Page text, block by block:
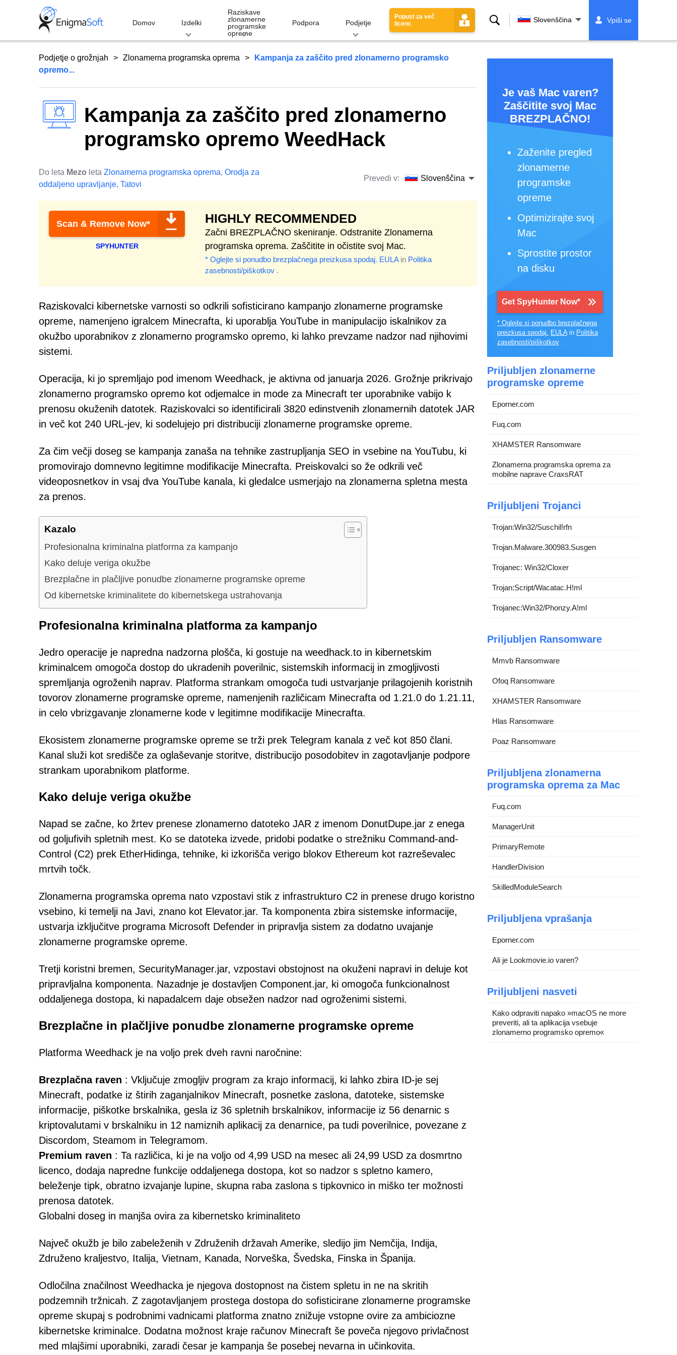
Domov Izdelki
Raziskave
zlonamerne
programske
opreme
Podpora Podjetje
Popust za več
licenc
Iskanje Slovenščina Vpiši se
Podjetje o grožnjah Zlonamerna programska oprema
Kampanja za zaščito pred zlonamerno programsko
opremo...
Kampanja za zaščito pred zlonamerno
programsko opremo WeedHack
Do leta Mezo leta Zlonamerna programska oprema, Orodja za
oddaljeno upravljanje, Tatovi
Prevedi v: Slovenščina
Scan & Remove Now*
SPYHUNTER
HIGHLY RECOMMENDED
Začni BREZPLAČNO skeniranje. Odstranite Zlonamerna
programska oprema. Zaščitite in očistite svoj Mac.
* Oglejte si ponudbo brezplačnega preizkusa spodaj. EULAin Politika
zasebnosti/piškotkov .
Raziskovalci kibernetske varnosti so odkrili sofisticirano kampanjo zlonamerne programske
opreme, namenjeno igralcem Minecrafta, ki uporablja YouTube in manipulacijo iskalnikov za
okužbo uporabnikov z zlonamerno programsko opremo, ki lahko prevzame nadzor nad njihovimi
sistemi.
Operacija, ki jo spremljajo pod imenom Weedhack, je aktivna od januarja 2026. Grožnje prikrivajo
zlonamerno programsko opremo kot odjemalce in mode za Minecraft ter uporabnike vabijo k
prenosu okuženih datotek. Raziskovalci so identificirali 3820 edinstvenih zlonamernih datotek JAR
in več kot 240 URL-jev, ki sodelujejo pri distribuciji zlonamerne programske opreme.
Za čim večji doseg se kampanja zanaša na tehnike zastrupljanja SEO in vsebine na YouTubu, ki
promovirajo domnevno legitimne modifikacije Minecrafta. Preiskovalci so že odkrili več
videoposnetkov in vsaj dva YouTube kanala, ki gledalce usmerjajo na zlonamerna spletna mesta
za prenos.
Kazalo
Profesionalna kriminalna platforma za kampanjo
Kako deluje veriga okužbe
Brezplačne in plačljive ponudbe zlonamerne programske opreme
Od kibernetske kriminalitete do kibernetskega ustrahovanja
Profesionalna kriminalna platforma za kampanjo
Jedro operacije je napredna nadzorna plošča, ki gostuje na weedhack.to in kibernetskim
kriminalcem omogoča dostop do ukradenih poverilnic, sistemskih informacij in zmogljivosti
spremljanja ogroženih naprav. Platforma strankam omogoča tudi ustvarjanje prilagojenih koristnih
tovorov zlonamerne programske opreme, namenjenih različicam Minecrafta od 1.21.0 do 1.21.11,
in celo vbrizgavanje zlonamerne kode v legitimne modifikacije Minecrafta.
Ekosistem zlonamerne programske opreme se trži prek Telegram kanala z več kot 850 člani.
Kanal služi kot središče za oglaševanje storitve, distribucijo posodobitev in zagotavljanje podpore
strankam uporabnikom platforme.
Kako deluje veriga okužbe
Napad se začne, ko žrtev prenese zlonamerno datoteko JAR z imenom DonutDupe.jar z enega
od goljufivih spletnih mest. Ko se datoteka izvede, pridobi podatke o strežniku Command-and-
Control (C2) prek EtherHidinga, tehnike, ki izkorišča verigo blokov Ethereum kot razreševalec
mrtvih točk.
Zlonamerna programska oprema nato vzpostavi stik z infrastrukturo C2 in prenese drugo koristno
vsebino, ki temelji na Javi, znano kot Elevator.jar. Ta komponenta zbira sistemske informacije,
ustvarja izključitve programa Microsoft Defender in pripravlja sistem za dodatno uvajanje
zlonamerne programske opreme.
Tretji koristni bremen, SecurityManager.jar, vzpostavi obstojnost na okuženi napravi in deluje kot
pripravljalna komponenta. Nazadnje je dostavljen Component.jar, ki omogoča funkcionalnost
oddaljenega dostopa, ki napadalcem daje obsežen nadzor nad ogroženimi sistemi.
Brezplačne in plačljive ponudbe zlonamerne programske opreme
Platforma Weedhack je na voljo prek dveh ravni naročnine:
Brezplačna raven : Vključuje zmogljiv program za krajo informacij, ki lahko zbira ID-je sej
Minecraft, podatke iz štirih zaganjalnikov Minecraft, posnetke zaslona, datoteke, sistemske
informacije, piškotke brskalnika, gesla iz 36 spletnih brskalnikov, informacije iz 56 denarnic s
kriptovalutami v brskalniku in 12 namiznih aplikacij za denarnice, pa tudi poverilnice, povezane z
Discordom, Steamom in Telegramom.
Premium raven : Ta različica, ki je na voljo od 4,99 USD na mesec ali 24,99 USD za dosmrtno
licenco, dodaja napredne funkcije oddaljenega dostopa, kot so nadzor s spletno kamero,
beleženje tipk, obratno izvajanje lupine, skupna raba zaslona s tipkovnico in miško ter možnosti
prenosa datotek.
Globalni doseg in manjša ovira za kibernetsko kriminaliteto
Največ okužb je bilo zabeleženih v Združenih državah Amerike, sledijo jim Nemčija, Indija,
Združeno kraljestvo, Italija, Vietnam, Kanada, Norveška, Švedska, Finska in Španija.
Odločilna značilnost Weedhacka je njegova dostopnost na čistem spletu in ne na skritih
podzemnih tržnicah. Z zagotavljanjem prostega dostopa do sofisticirane zlonamerne programske
opreme skupaj s podrobnimi vadnicami platforma znatno znižuje vstopne ovire za ambiciozne
kibernetske kriminalce. Dodatna možnost kraje računov Minecraft še poveča njegovo privlačnost
med mlajšimi uporabniki, zaradi česar je kampanja še posebej nevarna in učinkovita.
Je vaš Mac varen?
Zaščitite svoj Mac
BREZPLAČNO!
Zaženite pregled
zlonamerne
programske
opreme
Optimizirajte svoj
Mac
Sprostite prostor
na disku
Get SpyHunter Now*
* Oglejte si ponudbo brezplačnega
preizkusa spodaj. EULAin Politika
zasebnosti/piškotkov .
Priljubljen zlonamerne
programske opreme
Eporner.com
Fuq.com
XHAMSTER Ransomware
Zlonamerna programska oprema za
mobilne naprave CraxsRAT
Priljubljeni Trojanci
Trojan:Win32/Suschil!rfn
Trojan.Malware.300983.Susgen
Trojanec: Win32/Cloxer
Trojan:Script/Wacatac.H!ml
Trojanec:Win32/Phonzy.A!ml
Priljubljen Ransomware
Mmvb Ransomware
Ofoq Ransomware
XHAMSTER Ransomware
Hlas Ransomware
Poaz Ransomware
Priljubljena zlonamerna
programska oprema za Mac
Fuq.com
ManagerUnit
PrimaryRemote
HandlerDivision
SkilledModuleSearch
Priljubljena vprašanja
Eporner.com
Ali je Lookmovie.io varen?
Priljubljeni nasveti
Kako odpraviti napako »macOS ne more
preveriti, ali ta aplikacija vsebuje
zlonamerno programsko opremo«